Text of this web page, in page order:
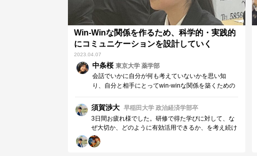
Win-Winな関係を作るため、科学的・実践的
にコミュニケーションを設計していく
2023.04.07
中条桜東京大学 薬学部
会話でいかに自分が何も考えていないかを思い知
り、自分と相手にとってwin-winな関係を築くための
しながらコミュニケーションを組み立てているかに
も気付けるようになった。
須賀渉大
早稲田大学 政治経済学部卒
3日間お疲れ様でした。研修で得た学びに対して、な
ぜ大切か、どのように有効活用できるか、を考え続け
られている様子が印象的でした。 ”Win-Winな関係を
作るため、科学的・実践的にコミュニケーションを設